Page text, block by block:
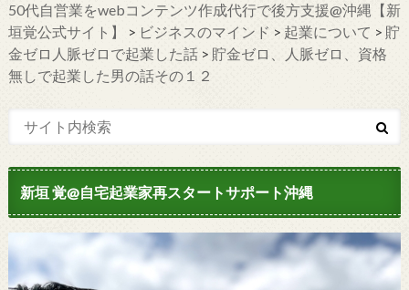
50代自営業をwebコンテンツ作成代行で後方支援@沖縄【新
垣覚公式サイト】
> ビジネスのマインド > 起業について > 貯
金ゼロ人脈ゼロで起業した話> 貯金ゼロ、人脈ゼロ、資格
無しで起業した男の話その１２
新垣 覚@自宅起業家再スタートサポート沖縄